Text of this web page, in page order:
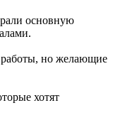
основную
но желающие
хотят